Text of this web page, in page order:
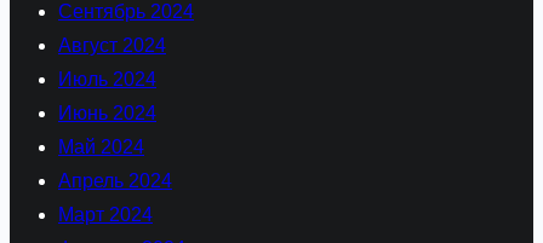
Сентябрь 2024
Август 2024
Июль 2024
Июнь 2024
Май 2024
Апрель 2024
Март 2024